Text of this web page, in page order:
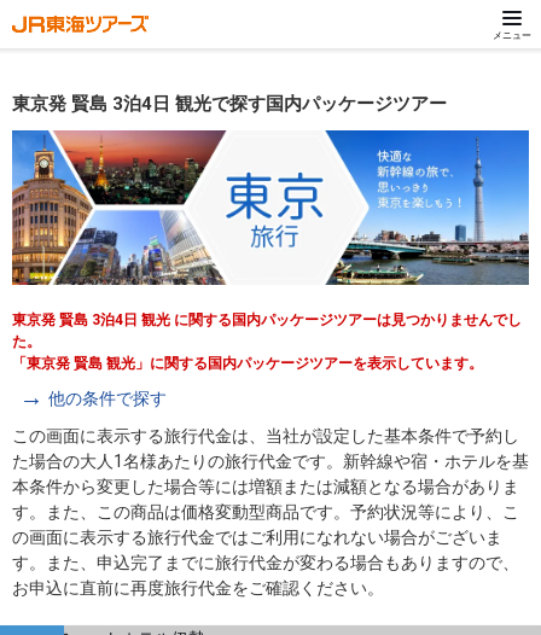
メニュー
東京発 賢島 3泊4日 観光で探す国内パッケージツアー
東京発 賢島 3泊4日 観光 に関する国内パッケージツアーは見つかりませんでし
た。
「東京発 賢島 観光」に関する国内パッケージツアーを表示しています。
他の条件で探す
この画面に表示する旅行代金は、当社が設定した基本条件で予約し
た場合の大人1名様あたりの旅行代金です。新幹線や宿・ホテルを基
本条件から変更した場合等には増額または減額となる場合がありま
す。また、この商品は価格変動型商品です。予約状況等により、こ
の画面に表示する旅行代金ではご利用になれない場合がございま
す。また、申込完了までに旅行代金が変わる場合もありますので、
お申込に直前に再度旅行代金をご確認ください。